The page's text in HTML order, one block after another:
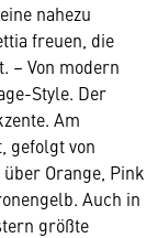
nahezu
freuen, die
– Von modern
Style. Der
Am
gefolgt von
Orange, Pink
Auch in
größte